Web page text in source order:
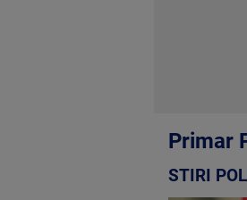
Primar
STIRI